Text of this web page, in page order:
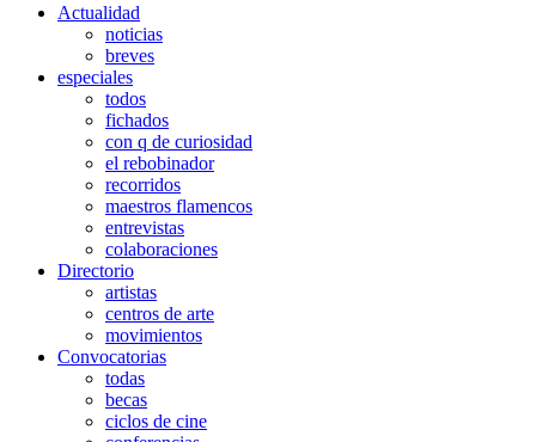
Actualidad
noticias
breves
especiales
todos
fichados
con q de curiosidad
el rebobinador
recorridos
maestros flamencos
entrevistas
colaboraciones
Directorio
artistas
centros de arte
movimientos
Convocatorias
todas
becas
ciclos de cine